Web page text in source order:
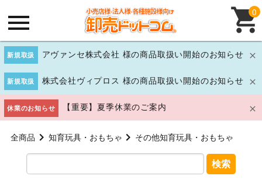
新規取扱 アヴァンセ株式会社 様の商品取扱い開始のお知らせ
新規取扱 株式会社ヴィプロス 様の商品取扱い開始のお知らせ
休業のお知らせ 【重要】夏季休業のご案内
0
全商品 知育玩具・おもちゃ その他知育玩具・おもちゃ
検索